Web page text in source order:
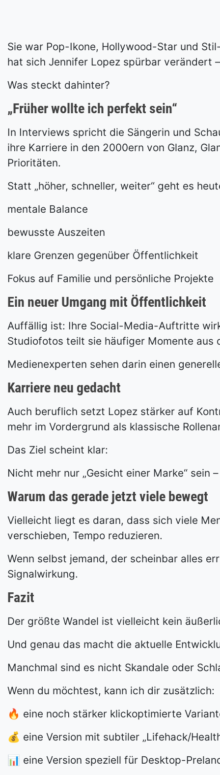
Sie war Pop-Ikone, Hollywood-Star und
hat sich Jennifer Lopez spürbar verändert
Was steckt dahinter?
„Früher wollte ich perfekt sein“
In Interviews spricht die Sängerin und
ihre Karriere in den 2000ern von Glanz,
Prioritäten.
Statt „höher, schneller, weiter“ geht es
mentale Balance
bewusste Auszeiten
klare Grenzen gegenüber Öffentlichkeit
Fokus auf Familie und persönliche Projekte
Ein neuer Umgang mit Öffentlichkeit
Auffällig ist: Ihre Social-Media-Auftritte
Studiofotos teilt sie häufiger Momente aus
Medienexperten sehen darin einen
Karriere neu gedacht
Auch beruflich setzt Lopez stärker auf
mehr im Vordergrund als klassische
Das Ziel scheint klar:
Nicht mehr nur „Gesicht einer Marke“ sein
Warum das gerade jetzt viele bewegt
Vielleicht liegt es daran, dass sich viele
verschieben, Tempo reduzieren.
Wenn selbst jemand, der scheinbar alles
Signalwirkung.
Fazit
Der größte Wandel ist vielleicht kein
Und genau das macht die aktuelle
Manchmal sind es nicht Skandale oder
Wenn du möchtest, kann ich dir zusätzlich:
🔥 eine noch stärker klickoptimierte
💰 eine Version mit subtiler „Lifehack/
📊 eine Version speziell für Desktop-